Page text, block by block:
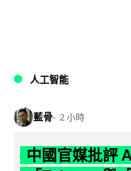
人工智能
藍骨 2 小時
中國官媒批評